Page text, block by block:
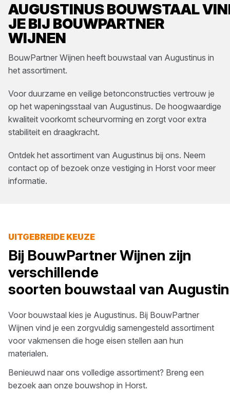
AUGUSTINUSBOUWSTAAL
JE BIJ BOUWPARTNER
WIJNEN
BouwPartner Wijnen heeft bouwstaal van Augustinus in
het assortiment.
Voor duurzame en veilige betonconstructies vertrouw je
op het wapeningsstaal van Augustinus. De hoogwaardige
kwaliteit voorkomt scheurvorming en zorgt voor extra
stabiliteit en draagkracht.
Ontdek het assortiment van Augustinus bij ons. Neem
contact op of bezoek onze vestiging in Horst voor meer
informatie.
UITGEBREIDE KEUZE
Bij BouwPartner Wijnen zijn
verschillende
soorten bouwstaal van
Voor bouwstaal kies je Augustinus. Bij BouwPartner
Wijnen vind je een zorgvuldig samengesteld assortiment
voor vakmensen die hoge eisen stellen aan hun
materialen.
Benieuwd naar ons volledige assortiment? Breng een
bezoek aan onze bouwshop in Horst.